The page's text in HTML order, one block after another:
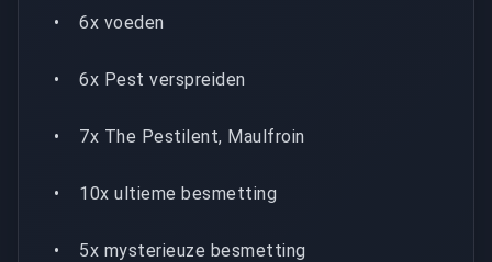
• 6x voeden
• 6x Pest verspreiden
• 7x The Pestilent, Maulfroin
• 10x ultieme besmetting
• 5x mysterieuze besmetting